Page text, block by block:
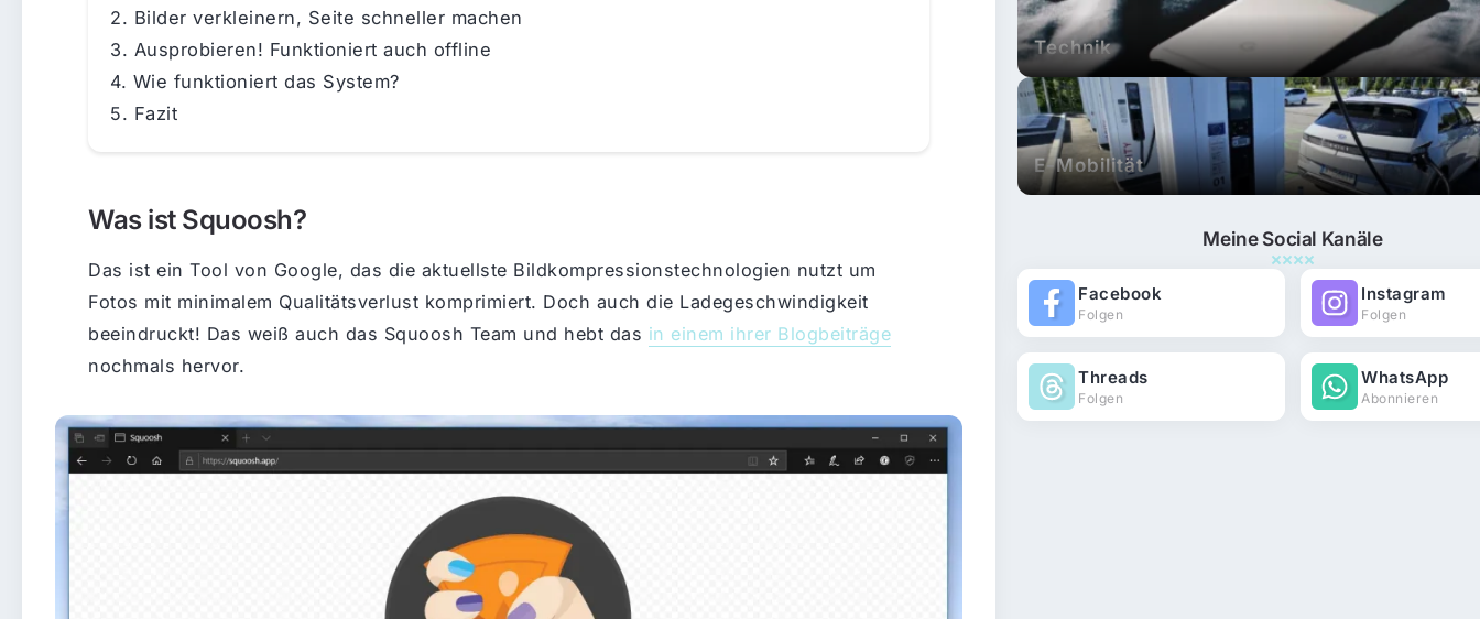
Bilder verkleinern, Seite schneller machen
Ausprobieren! Funktioniert auch offline
Wie funktioniert das System?
Fazit
Was ist Squoosh?
Das ist ein Tool von Google, das die aktuellste Bildkompressionstechnologien nutzt um
Fotos mit minimalem Qualitätsverlust komprimiert. Doch auch die Ladegeschwindigkeit
beeindruckt! Das weiß auch das Squoosh Team und hebt das in einem ihrer Blogbeiträge
nochmals hervor.
Technik
E-Mobilität
Meine Social Kanäle
Facebook
Folgen
Instagram
Folgen
Threads
Folgen
WhatsApp
Abonnieren